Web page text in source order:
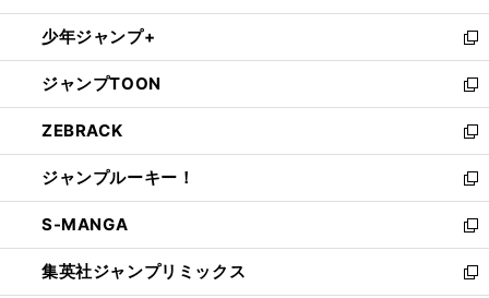
ウ
で
開
く
ン
ド
ウ
で
開
く
ウ
ィ
ン
ド
ウ
で
開
く
し
い
ウ
ィ
ン
ド
ウ
で
開
く
少年ジャンプ+
新
し
い
ウ
ィ
ン
ド
ウ
で
開
く
ジャンプTOON
新
し
い
ウ
ィ
ン
ド
ウ
で
ZEBRACK
新
し
い
ウ
ィ
ン
ド
ジャンプルーキー！
新
し
い
ウ
ィ
S-MANGA
新
し
い
集英社ジャンプリミックス
新